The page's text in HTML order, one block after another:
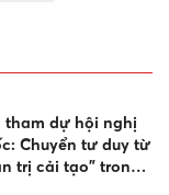
tham dự hội nghị
Chuyển tư duy từ
trị cải tạo" trong